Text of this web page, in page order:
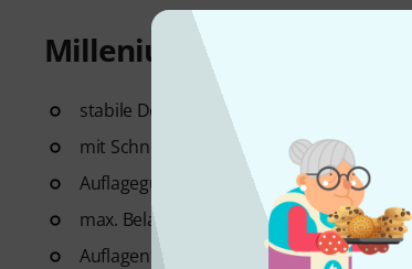
Millenium KS-1010 Black
stabile Doppelstreben-Konstruktion
mit Schnellverschluss
Auflagegummis verstellbar
max. Belastbarkeit: 25 kg
Auflagentiefe: 40 cm